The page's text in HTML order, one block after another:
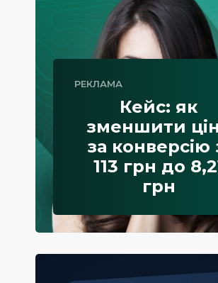
РЕКЛАМА
Кейс: як
зменшити
за конверсію
113 грн до
грн